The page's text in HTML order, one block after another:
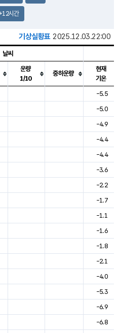
시간
기상실황표 2025.12.03.22:00
온, 강수, 바람, 기압등을 안내한 표입
날씨
운량
1/10
중하운량
현재
기온
-5.5
-5.0
-4.9
-4.4
-4.4
-3.6
-2.2
-1.7
-1.1
-1.6
-1.8
-2.1
-4.0
-5.3
-6.9
-6.8